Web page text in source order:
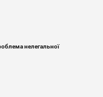
нелегальної